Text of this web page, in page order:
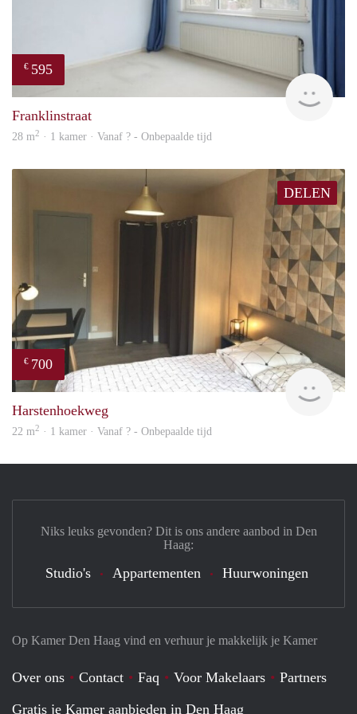
€ 595
Franklinstraat
28 m2 · 1 kamer · Vanaf ? - Onbepaalde tijd
DELEN
€ 700
Harstenhoekweg
22 m2 · 1 kamer · Vanaf ? - Onbepaalde tijd
Op Kamer Den Haag vind en verhuur je makkelijk je Kamer
Over ons Contact Faq Voor Makelaars
Partners
Gratis je Kamer aanbieden in Den Haag
Niks leuks gevonden? Dit is ons andere aanbod in Den
Haag:
Studio's Appartementen Huurwoningen